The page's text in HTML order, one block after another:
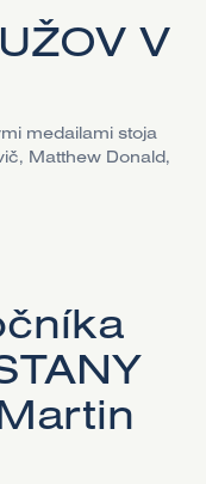
V
medailami stoja
Matthew Donald,